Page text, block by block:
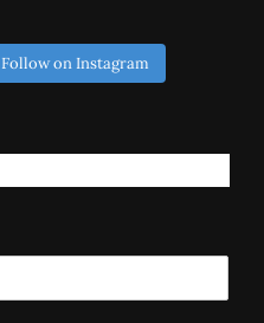
Follow on Instagram